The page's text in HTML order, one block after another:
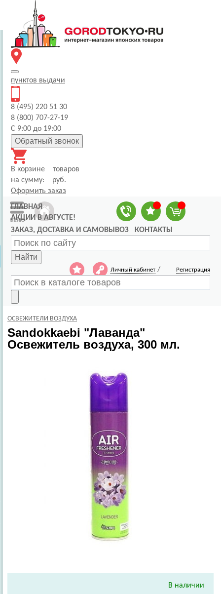
пунктов выдачи
8 (495) 220 51 30
8 (800) 707-27-19
С 9:00 до 19:00
Обратный звонок
В корзине
товаров
на сумму:
руб.
Оформить заказ
ГЛАВНАЯ
АКЦИИ В АВГУСТЕ!
ЗАКАЗ, ДОСТАВКА И САМОВЫВОЗ
КОНТАКТЫ
Найти
Личный кабинет / Регистрация
ОСВЕЖИТЕЛИ ВОЗДУХА
Sandokkaebi "Лаванда"
Освежитель воздуха, 300 мл.
В наличии